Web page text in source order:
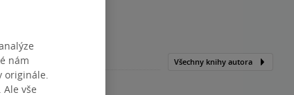
Všechny knihy autora
nám
vše